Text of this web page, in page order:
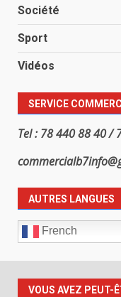
Société
Sport
Vidéos
SERVICE
Tel : 78 440 88 40 /
AUTRES LANGUES
French
VOUS AVEZ PEUT-